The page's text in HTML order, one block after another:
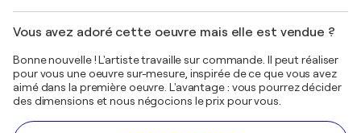
Vous avez adoré cette oeuvre mais elle est vendue ?
Bonne nouvelle ! L'artiste travaille sur commande. Il peut réaliser
pour vous une oeuvre sur-mesure, inspirée de ce que vous avez
aimé dans la première oeuvre. L'avantage : vous pourrez décider
des dimensions et nous négocions le prix pour vous.